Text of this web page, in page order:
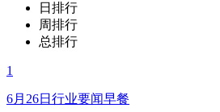
日排行
周排行
总排行
1
6月26日行业要闻早餐